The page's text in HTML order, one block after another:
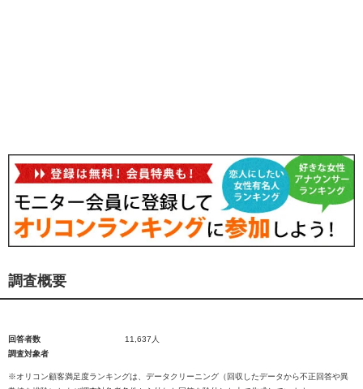
調査概要
回答者数
11,637人
調査対象者
※オリコン顧客満足度ランキングは、データクリーニング（回収したデータから不正回答や異